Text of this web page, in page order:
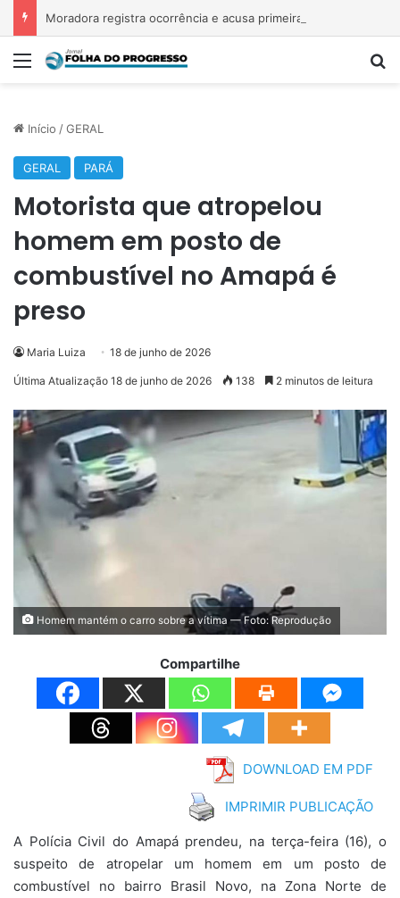
Menu
Início /GERAL
GERAL PARÁ
Motorista que atropelou
homem em posto de
combustível no Amapá é
preso
Maria Luiza 18 de junho de 2026
Última Atualização 18 de junho de 2026 138 2 minutos de leitura
Homem mantém o carro sobre a vítima — Foto: Reprodução
Compartilhe
DOWNLOAD EM PDF
IMPRIMIR PUBLICAÇÃO
A Polícia Civil do Amapá prendeu, na terça-feira (16), o
suspeito de atropelar um homem em um posto de
combustível no bairro Brasil Novo, na Zona Norte de